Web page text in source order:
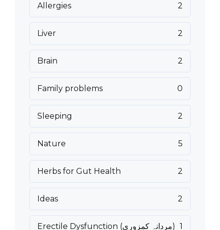
Allergies 2
Liver 2
Brain 2
Family problems 0
Sleeping 2
Nature 5
Herbs for Gut Health 2
Ideas 2
Erectile Dysfunction (مردانہ کمزوری) 1